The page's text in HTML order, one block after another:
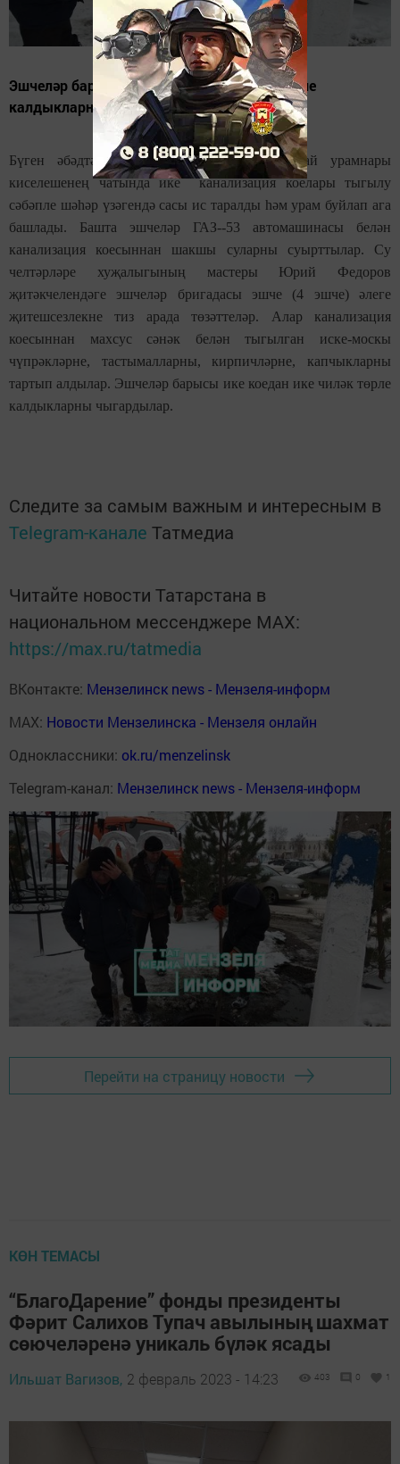
Эшчеләр барысы ике коедан ике чиләк төрле
калдыкларны чыгардылар
Бүген әбәдтән соң Муса Җәлил һәм Тукай урамнары
киселешенең чатында ике канализация коелары тыгылу
сәбәпле шәһәр үзәгендә сасы ис таралды һәм урам буйлап ага
башлады. Башта эшчеләр ГАЗ--53 автомашинасы белән
канализация коесыннан шакшы суларны суырттылар. Су
челтәрләре хуҗалыгының мастеры Юрий Федоров
җитәкчелендәге эшчеләр бригадасы эшче (4 эшче) әлеге
җитешсезлекне тиз арада төзәттеләр. Алар канализация
коесыннан махсус сәнәк белән тыгылган иске-москы
чүпрәкләрне, тастымалларны, кирпичләрне, капчыкларны
тартып алдылар. Эшчеләр барысы ике коедан ике чиләк төрле
калдыкларны чыгардылар.
Следите за самым важным и интересным в
Telegram-канале Татмедиа
Читайте новости Татарстана в
национальном мессенджере MАХ:
https://max.ru/tatmedia
ВКонтакте: Мензелинск news - Мензеля-информ
MAX: Новости Мензелинска - Мензеля онлайн
Одноклассники: ok.ru/menzelinsk
Telegram-канал: Мензелинск news - Мензеля-информ
Перейти на страницу новости
КӨН ТЕМАСЫ
“БлагоДарение” фонды президенты
Фәрит Салихов Тупач авылының шахмат
сөючеләренә уникаль бүләк ясады
Ильшат Вагизов, 2 февраль 2023 - 14:23 403 0 1